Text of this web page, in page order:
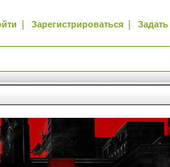
| Зарегистрироваться |